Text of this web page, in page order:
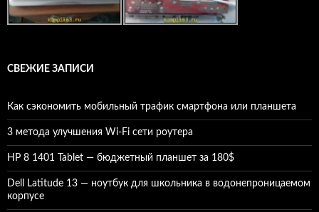
СВЕЖИЕ ЗАПИСИ
Как сэкономить мобильный трафик смартфона или планшета
3 метода улучшения Wi-Fi сети роутера
HP 8 1401 Tablet — бюджетный планшет за 180$
Dell Latitude 13 — ноутбук для школьника в водонепроницаемом
корпусе